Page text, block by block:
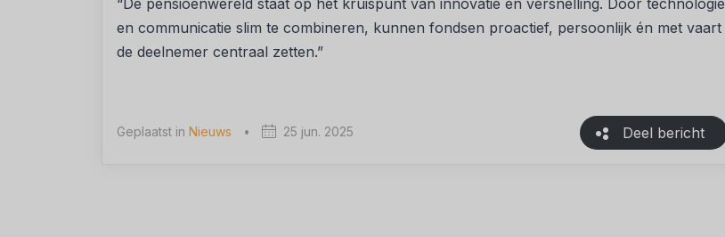
“De pensioenwereld staat op het kruispunt van innovatie en versnelling. Door technologie
en communicatie slim te combineren, kunnen fondsen proactief, persoonlijk én met vaart
de deelnemer centraal zetten.”
Geplaatst in Nieuws • 25 jun. 2025 Deel bericht